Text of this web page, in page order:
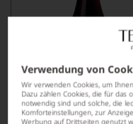
Verwendung von
Wir verwenden Cookies, um
Dazu zählen Cookies, die für
notwendig sind und solche, die
Komforteinstellungen, zur
Werbung auf Drittseiten genutzt